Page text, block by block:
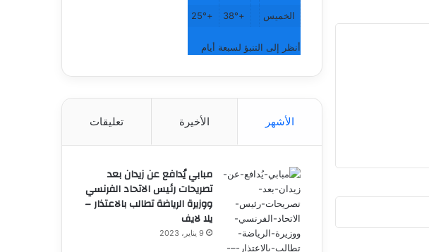
الخميس
+
38°
+
25°
أنظر إلى التنبؤ لسبعة أيام
الأشهر الأخيرة تعليقات
مبابي يُدافع عن زيدان بعد
تصريحات رئيس الاتحاد الفرنسي
ووزيرة الرياضة تطالب بالاعتذار –
يلا لايف
9 يناير، 2023